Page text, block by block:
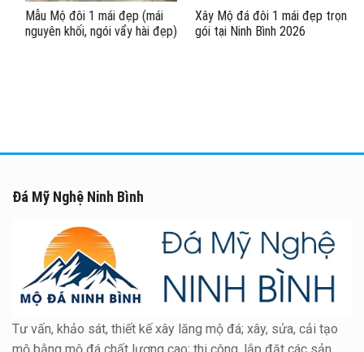
Mẫu Mộ đôi 1 mái đẹp (mái
nguyên khối, ngói vẩy hài đẹp)
Xây Mộ đá đôi 1 mái đẹp trọn
gói tại Ninh Bình 2026
Đá Mỹ Nghệ Ninh Bình
Tư vấn, khảo sát, thiết kế xây lăng mộ đá; xây, sửa, cải tạo